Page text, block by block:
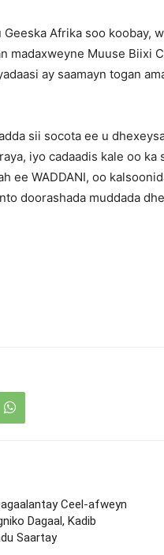
Afrika soo koobay,
madaxweyne Muuse Biixi
ay saamayn togan
sii socota ee u
iyo cadaadis kale oo
ee WADDANI, oo
doorashada muddada
Ceel-afweyn
Dagaal, Kadib
Saartay